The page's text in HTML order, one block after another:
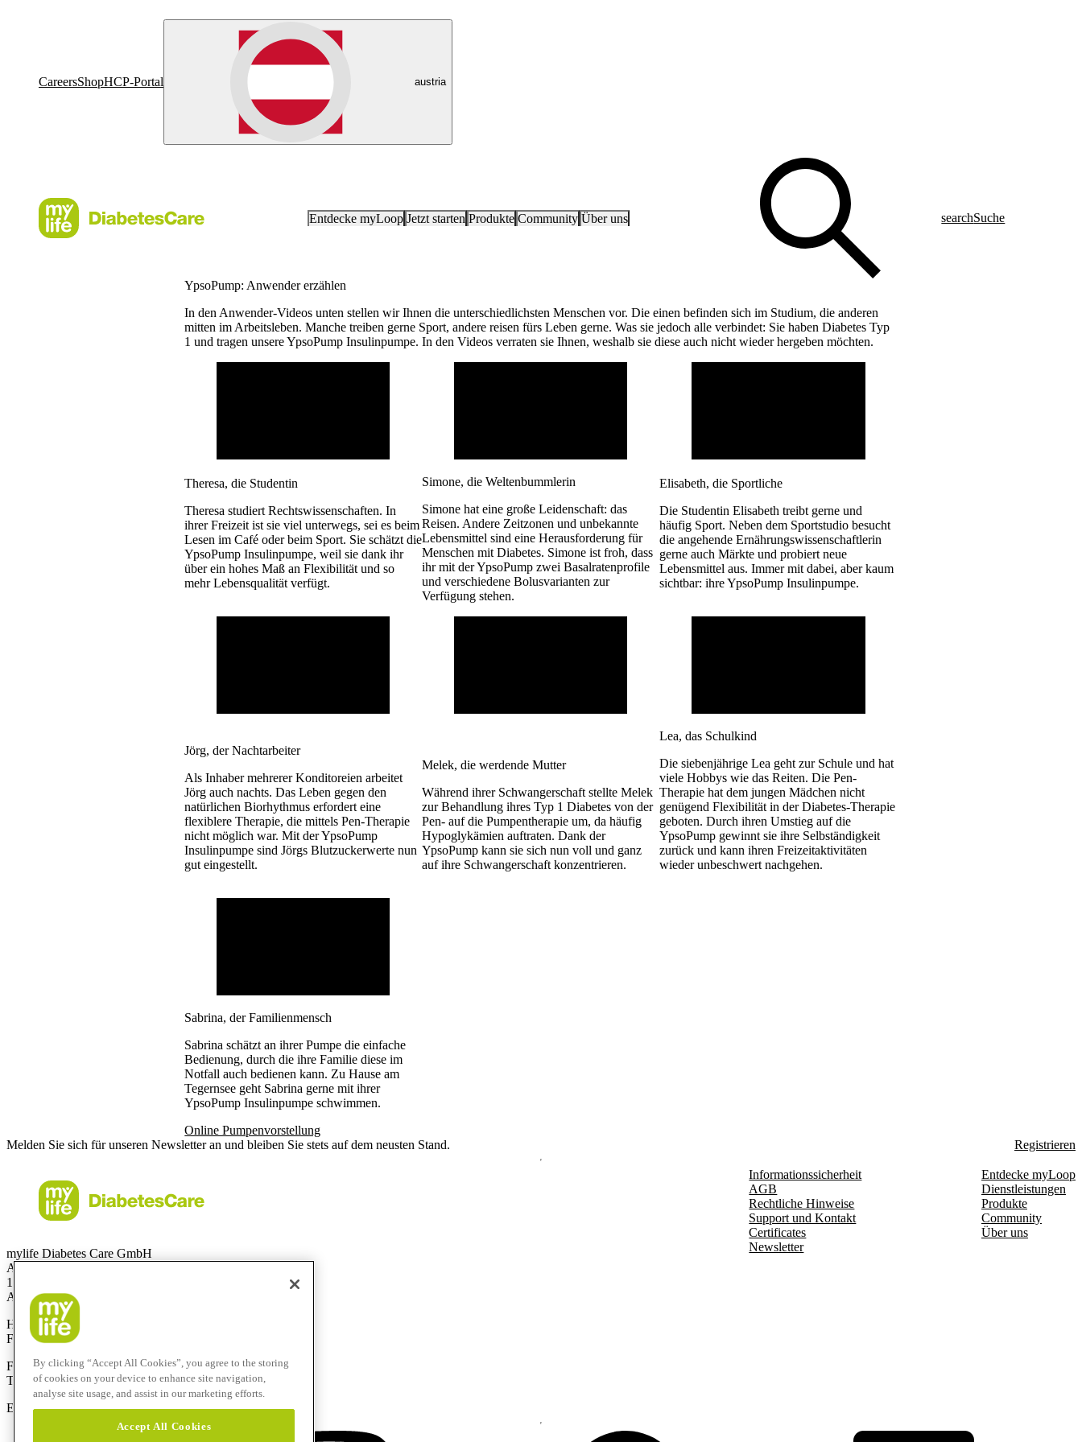
CareersShopHCP-Portal austria
Entdecke myLoop Jetzt starten Produkte Community Über uns searchSuche
YpsoPump: Anwender erzählen
In den Anwender-Videos unten stellen wir Ihnen die unterschiedlichsten Menschen vor. Die einen befinden sich im Studium, die anderen
mitten im Arbeitsleben. Manche treiben gerne Sport, andere reisen fürs Leben gerne. Was sie jedoch alle verbindet: Sie haben Diabetes Typ
1 und tragen unsere YpsoPump Insulinpumpe. In den Videos verraten sie Ihnen, weshalb sie diese auch nicht wieder hergeben möchten.
Theresa, die Studentin
Theresa studiert Rechtswissenschaften. In
ihrer Freizeit ist sie viel unterwegs, sei es beim
Lesen im Café oder beim Sport. Sie schätzt die
YpsoPump Insulinpumpe, weil sie dank ihr
über ein hohes Maß an Flexibilität und so
mehr Lebensqualität verfügt.
Simone, die Weltenbummlerin
Simone hat eine große Leidenschaft: das
Reisen. Andere Zeitzonen und unbekannte
Lebensmittel sind eine Herausforderung für
Menschen mit Diabetes. Simone ist froh, dass
ihr mit der YpsoPump zwei Basalratenprofile
und verschiedene Bolusvarianten zur
Verfügung stehen.
Elisabeth, die Sportliche
Die Studentin Elisabeth treibt gerne und
häufig Sport. Neben dem Sportstudio besucht
die angehende Ernährungs­wissen­schaftlerin
gerne auch Märkte und probiert neue
Lebensmittel aus. Immer mit dabei, aber kaum
sichtbar: ihre YpsoPump Insulinpumpe.
Jörg, der Nachtarbeiter
Als Inhaber mehrerer Konditoreien arbeitet
Jörg auch nachts. Das Leben gegen den
natürlichen Biorhythmus erfordert eine
flexiblere Therapie, die mittels Pen-Therapie
nicht möglich war. Mit der YpsoPump
Insulinpumpe sind Jörgs Blutzuckerwerte nun
gut eingestellt.
Melek, die werdende Mutter
Während ihrer Schwangerschaft stellte Melek
zur Behandlung ihres Typ 1 Diabetes von der
Pen- auf die Pumpentherapie um, da häufig
Hypoglykämien auftraten. Dank der
YpsoPump kann sie sich nun voll und ganz
auf ihre Schwangerschaft konzentrieren.
Lea, das Schulkind
Die siebenjährige Lea geht zur Schule und hat
viele Hobbys wie das Reiten. Die Pen-
Therapie hat dem jungen Mädchen nicht
genügend Flexibilität in der Diabetes-Therapie
geboten. Durch ihren Umstieg auf die
YpsoPump gewinnt sie ihre Selbständigkeit
zurück und kann ihren Freizeitaktivitäten
wieder unbeschwert nachgehen.
Sabrina, der Familienmensch
Sabrina schätzt an ihrer Pumpe die einfache
Bedienung, durch die ihre Familie diese im
Notfall auch bedienen kann. Zu Hause am
Tegernsee geht Sabrina gerne mit ihrer
YpsoPump Insulinpumpe schwimmen.
Online Pumpenvorstellung
Melden Sie sich für unseren Newsletter an und bleiben Sie stets auf dem neusten Stand.
Registrieren
mylife Diabetes Care GmbH
Am Euro Platz 2
1120 Wien
Austria
Hotline:0800 300 304
Fax:+43 720 880 148
Für Anrufe aus dem Ausland:
Technik-Hotline:+43 720 882 805
E-Mail:service@mylife-diabetescare.at
Informationssicherheit
AGB
Rechtliche Hinweise
Support und Kontakt
Certificates
Newsletter
Entdecke myLoop
Dienstleistungen
Produkte
Community
Über uns
By clicking “Accept All Cookies”, you agree to the storing
of cookies on your device to enhance site navigation,
analyse site usage, and assist in our marketing efforts.
Accept All Cookies